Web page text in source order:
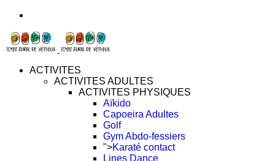
ACTIVITES
ACTIVITES ADULTES
ACTIVITES PHYSIQUES
Aïkido
Capoeira Adultes
Golf
Gym Abdo-fessiers
">Karaté contact
Lines Dance